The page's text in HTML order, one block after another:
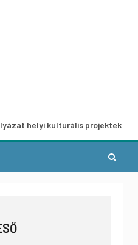
kulturális projektek fejlesztésére